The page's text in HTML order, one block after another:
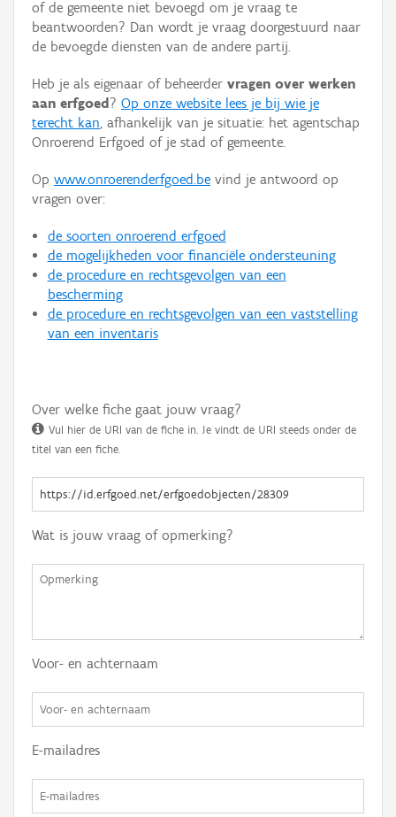
Persoon of collectief
Hergebruik
Aanmelden
of de gemeente niet bevoegd om je vraag te
beantwoorden? Dan wordt je vraag doorgestuurd naar
de bevoegde diensten van de andere partij.
Heb je als eigenaar of beheerder vragen over werken
aan erfgoed ? Op onze website lees je bij wie je
terecht kan, afhankelijk van je situatie: het agentschap
Onroerend Erfgoed of je stad of gemeente.
Op www.onroerenderfgoed.be vind je antwoord op
vragen over:
de soorten onroerend erfgoed
de mogelijkheden voor financiële ondersteuning
de procedure en rechtsgevolgen van een
bescherming
de procedure en rechtsgevolgen van een vaststelling
van een inventaris
Over welke fiche gaat jouw vraag?
Vul hier de URI van de fiche in. Je vindt de URI steeds onder de
titel van een fiche.
Wat is jouw vraag of opmerking?
Voor- en achternaam
E-mailadres